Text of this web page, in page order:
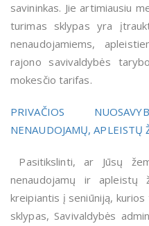
savininkas. Jie artimiausiu
turimas sklypas yra
nenaudojamiems,
rajono savivaldybės
mokesčio tarifas.
PRIVAČIOS
NENAUDOJAMŲ, APLEISTŲ
Pasitikslinti, ar Jūsų
nenaudojamų ir apleistų
kreipiantis į seniūniją,
sklypas, Savivaldybės